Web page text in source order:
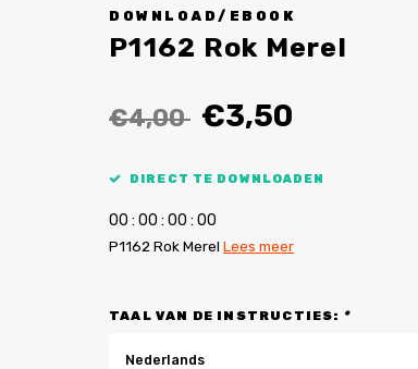
DOWNLOAD/EBOOK
P1162 Rok Merel
€4,00 €3,50
DIRECT TE DOWNLOADEN
00 : 00 : 00 : 00
P1162 Rok Merel Lees meer
TAAL VAN DE INSTRUCTIES: *
Nederlands